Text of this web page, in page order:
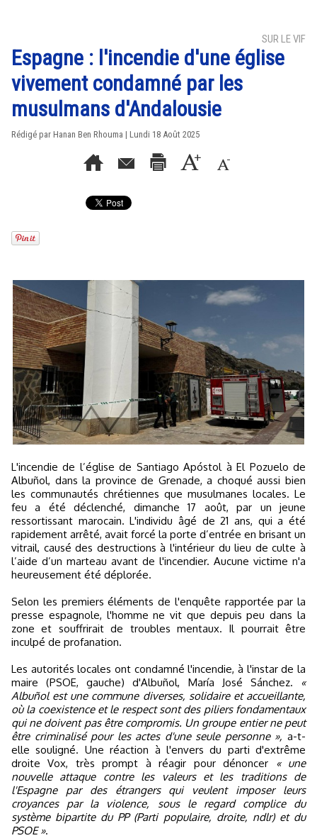
SUR LE VIF
Espagne : l'incendie d'une église
vivement condamné par les
musulmans d'Andalousie
Rédigé par Hanan Ben Rhouma | Lundi 18 Août 2025
L'incendie de l’église de Santiago Apóstol à El Pozuelo de
Albuñol, dans la province de Grenade, a choqué aussi bien
les communautés chrétiennes que musulmanes locales. Le
feu a été déclenché, dimanche 17 août, par un jeune
ressortissant marocain. L'individu âgé de 21 ans, qui a été
rapidement arrêté, avait forcé la porte d’entrée en brisant un
vitrail, causé des destructions à l'intérieur du lieu de culte à
l’aide d’un marteau avant de l'incendier. Aucune victime n'a
heureusement été déplorée.
Selon les premiers éléments de l'enquête rapportée par la
presse espagnole, l'homme ne vit que depuis peu dans la
zone et souffrirait de troubles mentaux. Il pourrait être
inculpé de profanation.
Les autorités locales ont condamné l'incendie, à l'instar de la
maire (PSOE, gauche) d'Albuñol, María José Sánchez.
«
Albuñol est une commune diverses, solidaire et accueillante,
où la coexistence et le respect sont des piliers fondamentaux
qui ne doivent pas être compromis. Un groupe entier ne peut
être criminalisé pour les actes d'une seule personne », a-t-
elle souligné. Une réaction à l'envers du parti d'extrême
droite Vox, très prompt à réagir pour dénoncer
« une
nouvelle attaque contre les valeurs et les traditions de
l'Espagne par des étrangers qui veulent imposer leurs
croyances par la violence, sous le regard complice du
système bipartite du PP (Parti populaire, droite, ndlr) et du
PSOE ».